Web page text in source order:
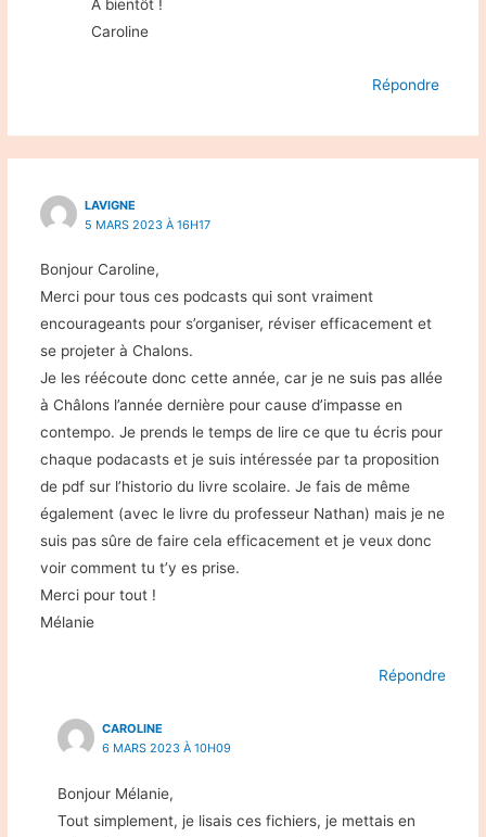
A bientôt !
Caroline
Répondre
LAVIGNE
5 MARS 2023 À 16H17
Bonjour Caroline,
Merci pour tous ces podcasts qui sont vraiment
encourageants pour s’organiser, réviser efficacement et
se projeter à Chalons.
Je les réécoute donc cette année, car je ne suis pas allée
à Châlons l’année dernière pour cause d’impasse en
contempo. Je prends le temps de lire ce que tu écris pour
chaque podacasts et je suis intéressée par ta proposition
de pdf sur l’historio du livre scolaire. Je fais de même
également (avec le livre du professeur Nathan) mais je ne
suis pas sûre de faire cela efficacement et je veux donc
voir comment tu t’y es prise.
Merci pour tout !
Mélanie
Répondre
CAROLINE
6 MARS 2023 À 10H09
Bonjour Mélanie,
Tout simplement, je lisais ces fichiers, je mettais en